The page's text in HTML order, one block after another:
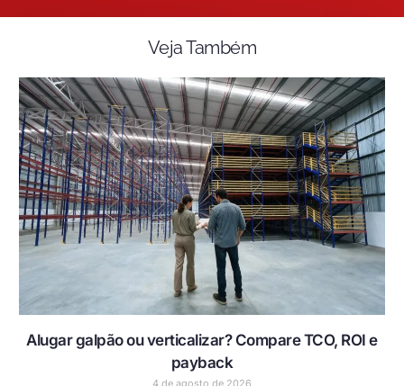
Veja Também
Alugar galpão ou verticalizar? Compare TCO, ROI e
payback